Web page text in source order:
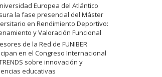
Europea del Atlántico
la fase presencial del Máster
en Rendimiento Deportivo:
y Valoración Funcional
de la Red de FUNIBER
en el Congreso Internacional
sobre innovación y
educativas